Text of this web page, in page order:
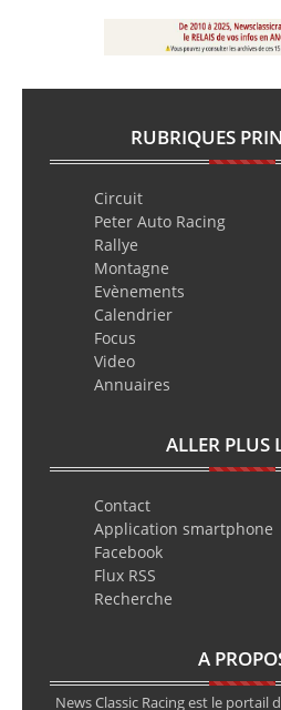
RUBRIQUES
Circuit
Peter Auto Racing
Rallye
Montagne
Evènements
Calendrier
Focus
Video
Annuaires
ALLER PLUS
Contact
Application smartphone
Facebook
Flux RSS
Recherche
A
News Classic Racing est le portail